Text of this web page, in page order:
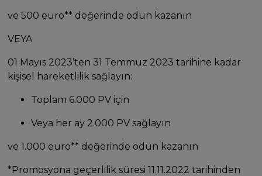
ve 500 euro** değerinde ödün kazanın
VEYA
01 Mayıs 2023’ten 31 Temmuz 2023 tarihine kadar
kişisel hareketlilik sağlayın:
Toplam 6.000 PV için
Veya her ay 2.000 PV sağlayın
ve 1.000 euro** değerinde ödün kazanın
*Promosyona geçerlilik süresi 11.11.2022 tarihinden